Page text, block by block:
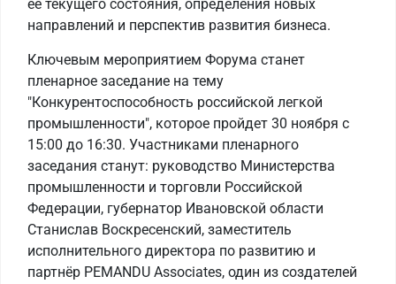
ее текущего состояния, определения новых
направлений и перспектив развития бизнеса.
Ключевым мероприятием Форума станет
пленарное заседание на тему
"Конкурентоспособность российской легкой
промышленности", которое пройдет 30 ноября с
15:00 до 16:30. Участниками пленарного
заседания станут: руководство Министерства
промышленности и торговли Российской
Федерации, губернатор Ивановской области
Станислав Воскресенский, заместитель
исполнительного директора по развитию и
партнёр PEMANDU Associates, один из создателей